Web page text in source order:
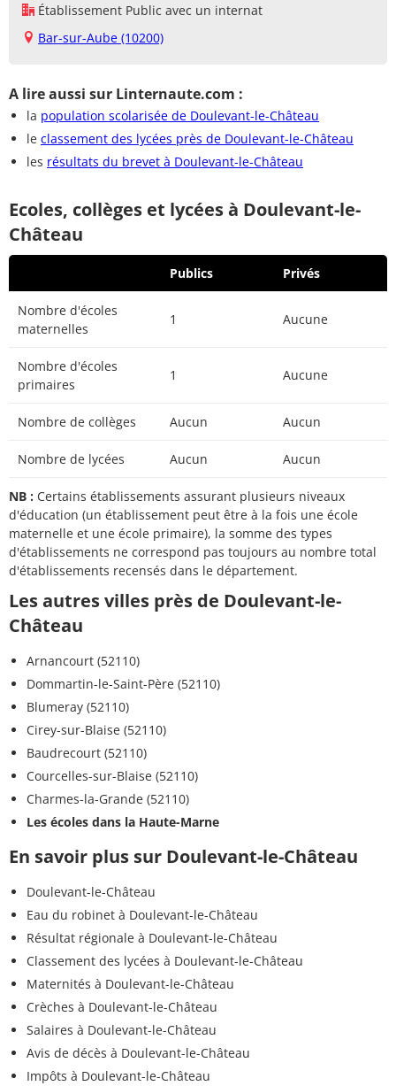
Établissement Public avec un internat
Bar-sur-Aube (10200)
A lire aussi sur Linternaute.com :
la population scolarisée de Doulevant-le-Château
le classement des lycées près de Doulevant-le-Château
les résultats du brevet à Doulevant-le-Château
Ecoles, collèges et lycées à Doulevant-le-
Château
Publics Privés
Nombre d'écoles
maternelles
1 Aucune
Nombre d'écoles
primaires
1 Aucune
Nombre de collèges Aucun Aucun
Nombre de lycées Aucun Aucun
NB : Certains établissements assurant plusieurs niveaux
d'éducation (un établissement peut être à la fois une école
maternelle et une école primaire), la somme des types
d'établissements ne correspond pas toujours au nombre total
d'établissements recensés dans le département.
Les autres villes près de Doulevant-le-
Château
Arnancourt (52110)
Dommartin-le-Saint-Père (52110)
Blumeray (52110)
Cirey-sur-Blaise (52110)
Baudrecourt (52110)
Courcelles-sur-Blaise (52110)
Charmes-la-Grande (52110)
Les écoles dans la Haute-Marne
En savoir plus sur Doulevant-le-Château
Doulevant-le-Château
Eau du robinet à Doulevant-le-Château
Résultat régionale à Doulevant-le-Château
Classement des lycées à Doulevant-le-Château
Maternités à Doulevant-le-Château
Crèches à Doulevant-le-Château
Salaires à Doulevant-le-Château
Avis de décès à Doulevant-le-Château
Impôts à Doulevant-le-Château